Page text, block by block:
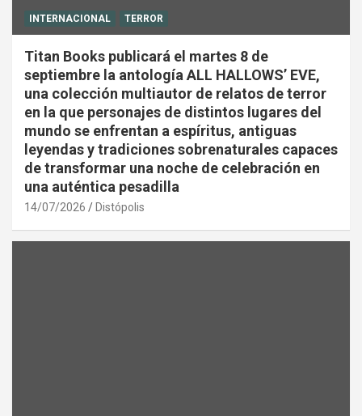
INTERNACIONAL TERROR
Titan Books publicará el martes 8 de
septiembre la antología ALL HALLOWS’ EVE,
una colección multiautor de relatos de terror
en la que personajes de distintos lugares del
mundo se enfrentan a espíritus, antiguas
leyendas y tradiciones sobrenaturales capaces
de transformar una noche de celebración en
una auténtica pesadilla
14/07/2026 Distópolis